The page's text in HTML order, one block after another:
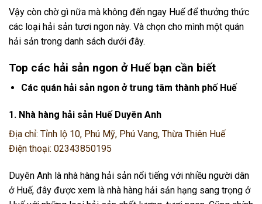
Vậy còn chờ gì nữa mà không đến ngay Huế để thưởng thức
các loại hải sản tươi ngon này. Và chọn cho mình một quán
hải sản trong danh sách dưới đây.
Top các hải sản ngon ở Huế bạn cần biết
Các quán hải sản ngon ở trung tâm thành phố Huế
1. Nhà hàng hải sản Huế Duyên Anh
Địa chỉ: Tỉnh lộ 10, Phú Mỹ, Phú Vang, Thừa Thiên Huế
Điện thoại: 02343850195
Duyên Anh là nhà hàng hải sản nổi tiếng với nhiều người dân
ở Huế, đây được xem là nhà hàng hải sản hạng sang trọng ở